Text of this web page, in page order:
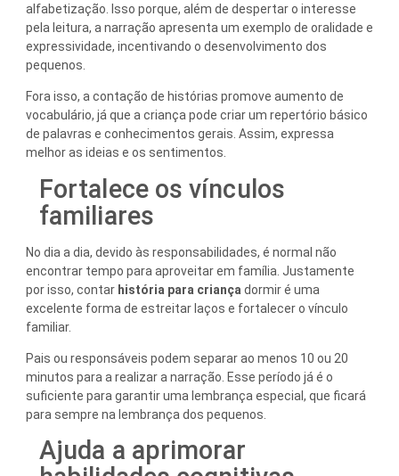
alfabetização. Isso porque, além de despertar o interesse
pela leitura, a narração apresenta um exemplo de oralidade e
expressividade, incentivando o desenvolvimento dos
pequenos.
Fora isso, a contação de histórias promove aumento de
vocabulário, já que a criança pode criar um repertório básico
de palavras e conhecimentos gerais. Assim, expressa
melhor as ideias e os sentimentos.
Fortalece os vínculos
familiares
No dia a dia, devido às responsabilidades, é normal não
encontrar tempo para aproveitar em família. Justamente
por isso, contar história para criança dormir é uma
excelente forma de estreitar laços e fortalecer o vínculo
familiar.
Pais ou responsáveis podem separar ao menos 10 ou 20
minutos para a realizar a narração. Esse período já é o
suficiente para garantir uma lembrança especial, que ficará
para sempre na lembrança dos pequenos.
Ajuda a aprimorar